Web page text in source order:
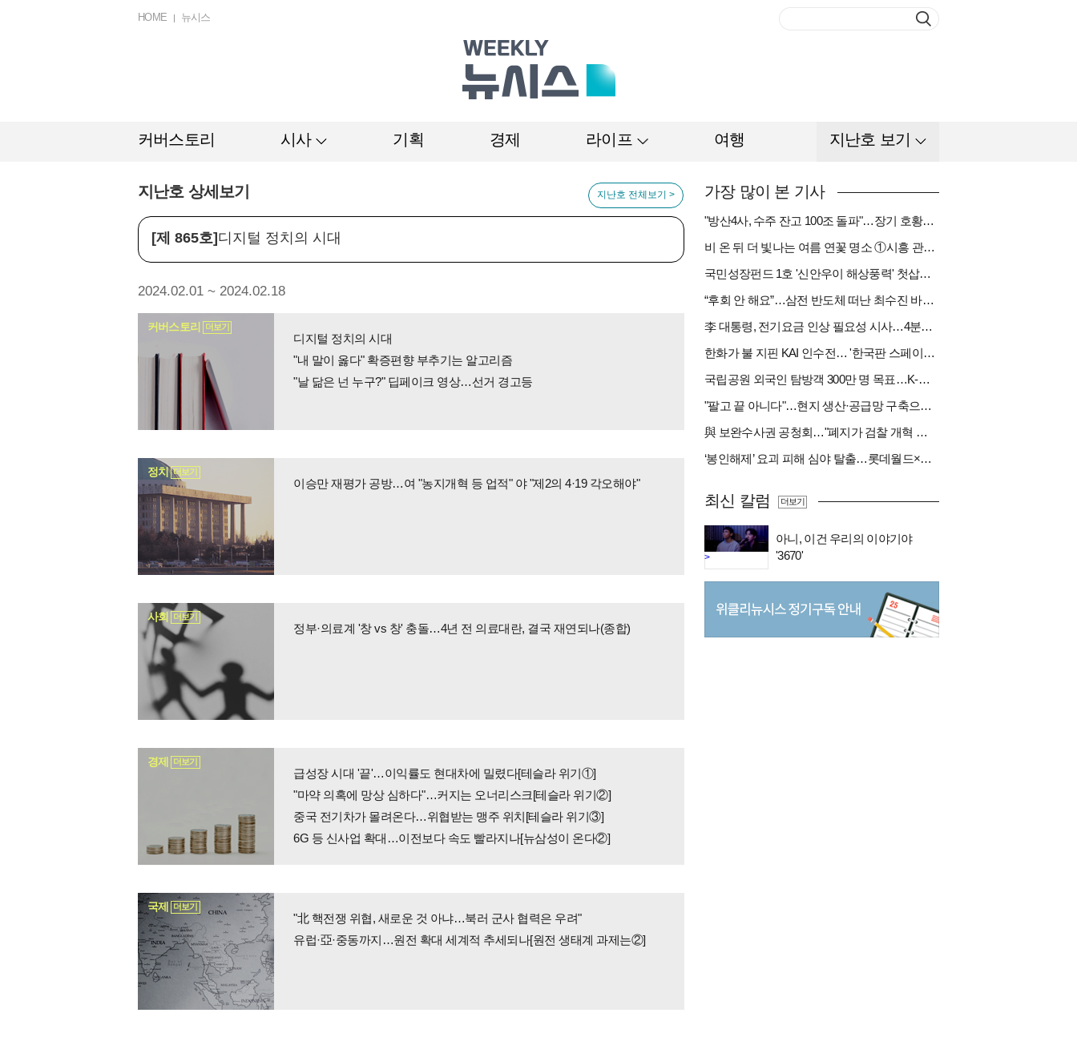
HOME 뉴시스
커버스토리 시사 기획 경제 라이프 여행 지난호 보기
지난호 상세보기
[제 865호] 디지털 정치의 시대
지난호 전체보기 >
2024.02.01 ~ 2024.02.18
커버스토리 더보기
디지털 정치의 시대
"내 말이 옳다" 확증편향 부추기는 알고리즘
"날 닮은 넌 누구?" 딥페이크 영상…선거 경고등
정치 더보기
이승만 재평가 공방…여 "농지개혁 등 업적" 야 "제2의 4·19 각오해야"
사회 더보기
정부·의료계 '창 vs 창' 충돌…4년 전 의료대란, 결국 재연되나(종합)
경제 더보기
급성장 시대 '끝'…이익률도 현대차에 밀렸다[테슬라 위기①]
"마약 의혹에 망상 심하다"…커지는 오너리스크[테슬라 위기②]
중국 전기차가 몰려온다…위협받는 맹주 위치[테슬라 위기③]
6G 등 신사업 확대…이전보다 속도 빨라지나[뉴삼성이 온다②]
국제 더보기
"北 핵전쟁 위협, 새로운 것 아냐…북러 군사 협력은 우려"
유럽·亞·중동까지…원전 확대 세계적 추세되나[원전 생태계 과제는②]
가장 많이 본 기사
"방산4사, 수주 잔고 100조 돌파"…장기 호황기 들어섰다[다시 나는 K방산①]
비 온 뒤 더 빛나는 여름 연꽃 명소 ①시흥 관곡지
국민성장펀드 1호 '신안우이 해상풍력' 첫삽…바람소득 시동[하반기 에너지②]
“후회 안 해요”…삼전 반도체 떠난 최수진 바텐더의 ‘피어오름’[피플]
李 대통령, 전기요금 인상 필요성 시사…4분기엔 오를까
한화가 불 지핀 KAI 인수전… '한국판 스페이스X' 탄생 촉각[다시 나는 K방산③]
국립공원 외국인 탐방객 300만 명 목표…K-트레킹 키운다
"팔고 끝 아니다"…현지 생산·공급망 구축으로 글로벌 진입장벽 돌파[다시 나는 K방산②]
與 보완수사권 공청회…"폐지가 검찰 개혁 아냐" vs "보완수사권은 전면 재수사권"(종합)
‘봉인해제’ 요괴 피해 심야 탈출…롯데월드×당근
최신 칼럼
>
아니, 이건 우리의 이야기야
'3670'
더보기